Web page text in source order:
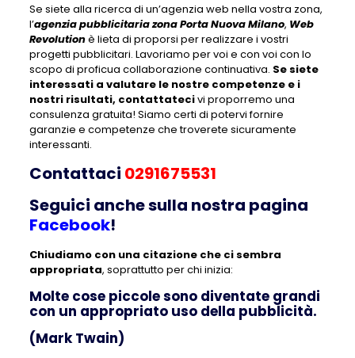
Se siete alla ricerca di un’agenzia web nella vostra zona,
l’agenzia pubblicitaria zona Porta Nuova Milano, Web
Revolutionè lieta di proporsi per realizzare i vostri
progetti pubblicitari. Lavoriamo per voi e con voi con lo
scopo di proficua collaborazione continuativa. Se siete
interessati a valutare le nostre competenze e i
nostri risultati, contattatecivi proporremo una
consulenza gratuita! Siamo certi di potervi fornire
garanzie e competenze che troverete sicuramente
interessanti.
Contattaci 0291675531
Seguici anche sulla nostra pagina
Facebook!
Chiudiamo con una citazione che ci sembra
appropriata, soprattutto per chi inizia:
Molte cose piccole sono diventate grandi
con un appropriato uso della pubblicità.
(Mark Twain)